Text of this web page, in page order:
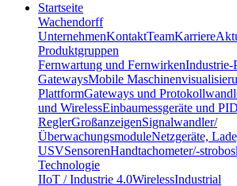
Startseite
Wachendorff
UnternehmenKontaktTeamKarriere
Produktgruppen
Fernwartung und FernwirkenIndustrie-
GatewaysMobile
PlattformGateways und
und WirelessEinbaumessgeräte und
ReglerGroßanzeigenSignalwandler/
ÜberwachungsmoduleNetzgeräte,
USVSensorenHandtachometer/-
Technologie
IIoT / Industrie 4.0WirelessIndustrial